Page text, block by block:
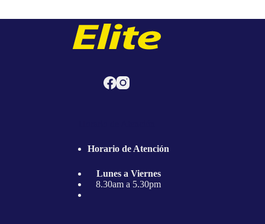
Horario de Atención
Lunes a Viernes
8.30am a 5.30pm